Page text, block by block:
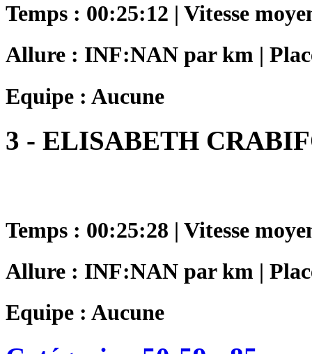
Temps : 00:25:12 | Vitesse
Allure : INF:NAN par km |
Equipe : Aucune
3 - ELISABETH
Temps : 00:25:28 | Vitesse
Allure : INF:NAN par km |
Equipe : Aucune